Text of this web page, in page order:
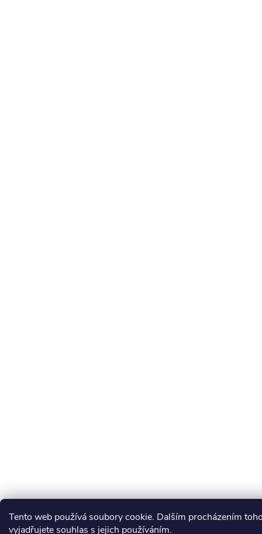
Tento web používá soubory cookie. Dalším procházením
vyjadřujete souhlas s jejich používáním.